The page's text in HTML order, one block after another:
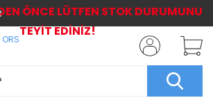
ÖNCE LÜTFEN STOK DURUMUNU
TEYİT EDİNİZ!